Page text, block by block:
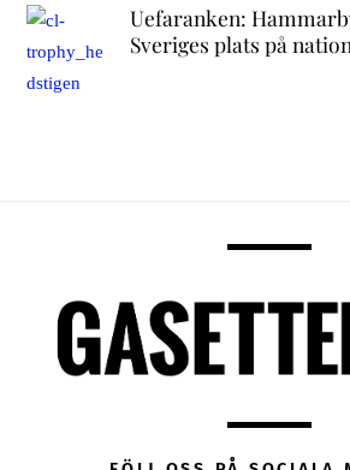
Uefaranken:
Sveriges plats på